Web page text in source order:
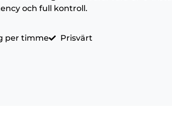
och full kontroll.
per timme Prisvärt